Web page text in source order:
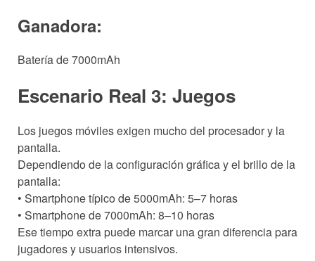
Ganadora:
Batería de 7000mAh
Escenario Real 3: Juegos
Los juegos móviles exigen mucho del procesador y la
pantalla.
Dependiendo de la configuración gráfica y el brillo de la
pantalla:
• Smartphone típico de 5000mAh: 5–7 horas
• Smartphone de 7000mAh: 8–10 horas
Ese tiempo extra puede marcar una gran diferencia para
jugadores y usuarios intensivos.